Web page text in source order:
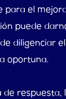
para el
puede
diligenciar
oportuna.
respuesta,